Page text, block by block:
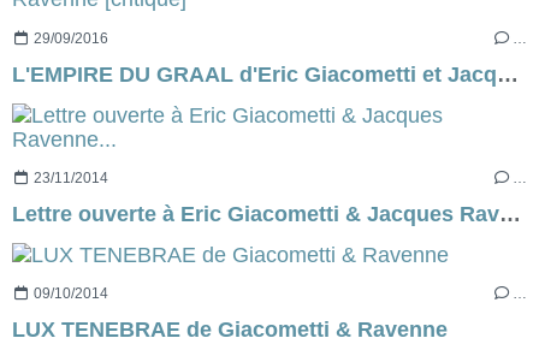
29/09/2016
L'EMPIRE DU GRAAL d'Eric Giacometti et Jacques Ravenne [critique]
23/11/2014 …
Lettre ouverte à Eric Giacometti & Jacques Ravenne...
09/10/2014 …
LUX TENEBRAE de Giacometti & Ravenne